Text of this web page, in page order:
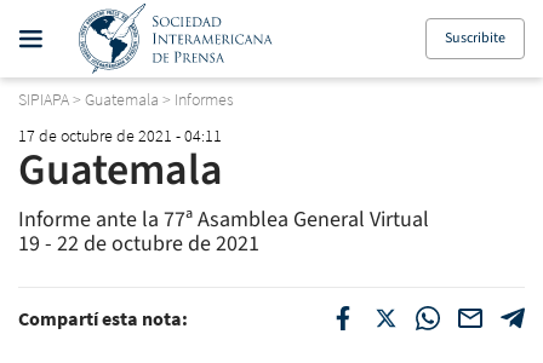
Suscribite
SIPIAPA> Guatemala > Informes
17 de octubre de 2021 - 04:11
Guatemala
Informe ante la 77ª Asamblea General Virtual
19 - 22 de octubre de 2021
Compartí esta nota: